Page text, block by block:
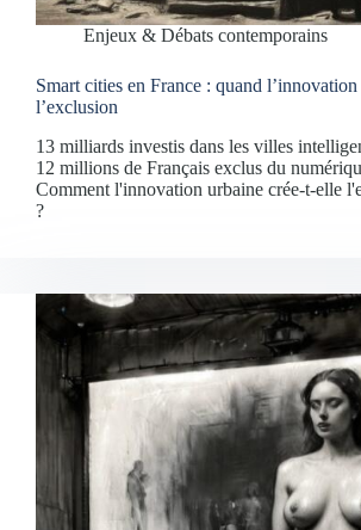
Enjeux & Débats contemporains
Smart cities en France : quand l’innovation
l’exclusion
13 milliards investis dans les villes
12 millions de Français exclus du
Comment l'innovation urbaine crée-t-elle
?